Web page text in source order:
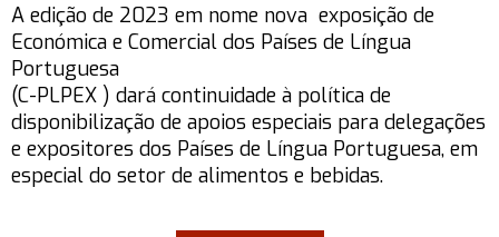
A edição de 2023 em nome nova exposição de
Económica e Comercial dos Países de Língua
Portuguesa
(C-PLPEX ) dará continuidade à política de
disponibilização de apoios especiais para delegações
e expositores dos Países de Língua Portuguesa, em
especial do setor de alimentos e bebidas.